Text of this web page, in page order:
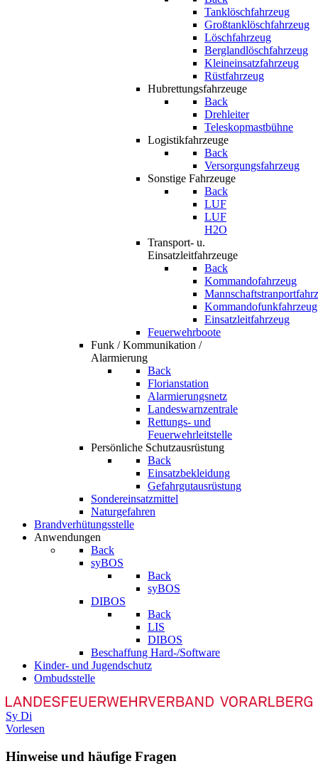
Tanklöschfahrzeug
Großtanklöschfahrzeug
Löschfahrzeug
Berglandlöschfahrzeug
Kleineinsatzfahrzeug
Rüstfahrzeug
Hubrettungsfahrzeuge
Back
Drehleiter
Teleskopmastbühne
Logistikfahrzeuge
Back
Versorgungsfahrzeug
Sonstige Fahrzeuge
Back
LUF
LUF
H2O
Transport- u.
Einsatzleitfahrzeuge
Back
Kommandofahrzeug
Kommandofunkfahrzeug
Einsatzleitfahrzeug
Feuerwehrboote
Funk / Kommunikation /
Alarmierung
Back
Florianstation
Alarmierungsnetz
Landeswarnzentrale
Rettungs- und
Feuerwehrleitstelle
Persönliche Schutzausrüstung
Back
Einsatzbekleidung
Gefahrgutausrüstung
Sondereinsatzmittel
Naturgefahren
Brandverhütungsstelle
Anwendungen
Back
syBOS
Back
syBOS
DIBOS
Back
LIS
DIBOS
Beschaffung Hard-/Software
Kinder- und Jugendschutz
Ombudsstelle
Sy Di
Vorlesen
Hinweise und häufige Fragen